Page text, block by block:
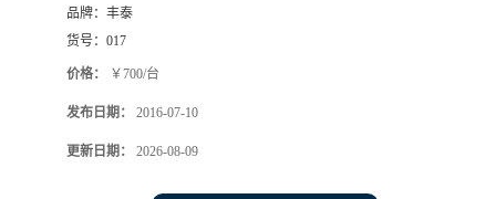
品牌： 丰泰
货号： 017
价格： ￥700/台
发布日期： 2016-07-10
更新日期： 2026-08-09